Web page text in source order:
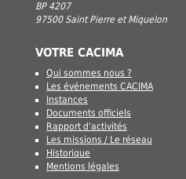
BP 4207
97500 Saint Pierre et Miquelon
VOTRE CACIMA
Qui sommes nous ?
Les événements CACIMA
Instances
Documents officiels
Rapport d'activités
Les missions / Le réseau
Historique
Mentions légales